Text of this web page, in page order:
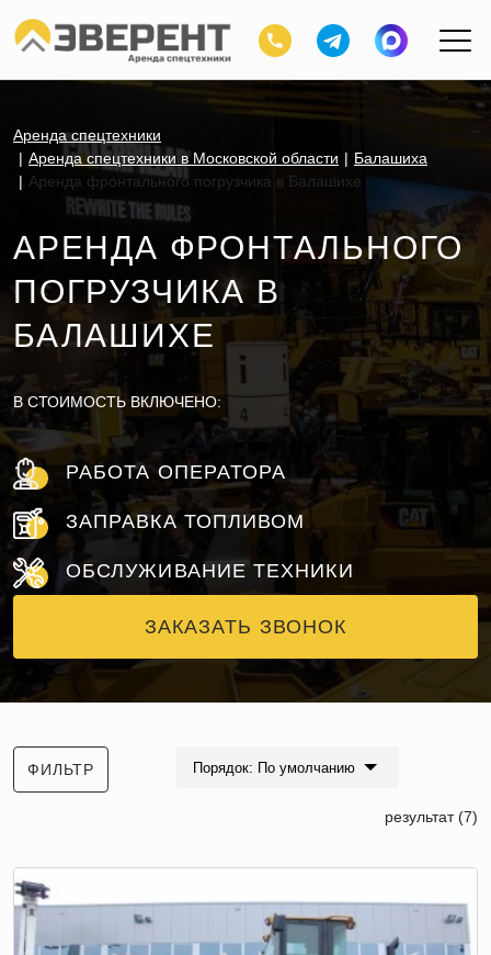
Аренда спецтехники
Аренда спецтехники в Московской области
Балашиха
Аренда фронтального погрузчика в Балашихе
АРЕНДА ФРОНТАЛЬНОГО
ПОГРУЗЧИКА В
БАЛАШИХЕ
В СТОИМОСТЬ ВКЛЮЧЕНО:
РАБОТА ОПЕРАТОРА
ЗАПРАВКА ТОПЛИВОМ
ОБСЛУЖИВАНИЕ ТЕХНИКИ
ЗАКАЗАТЬ ЗВОНОК
ФИЛЬТР Порядок: По умолчанию
результат (7)